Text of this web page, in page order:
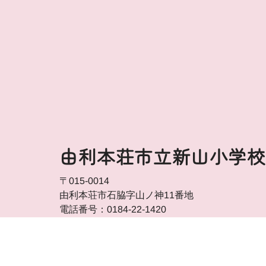
由利本荘市立新山小学校
〒015-0014
由利本荘市石脇字山ノ神11番地
電話番号：0184-22-1420